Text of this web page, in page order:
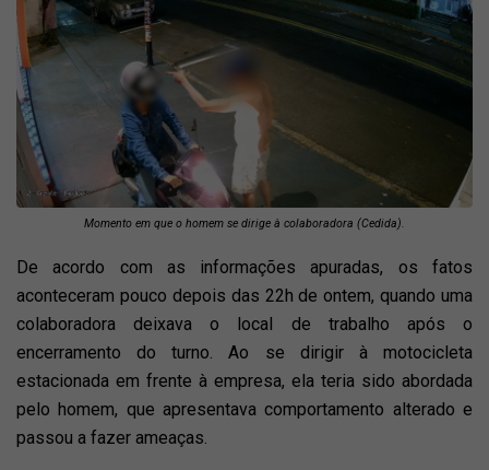
Momento em que o homem se dirige à colaboradora (Cedida).
De acordo com as informações apuradas, os fatos
aconteceram pouco depois das 22h de ontem, quando uma
colaboradora deixava o local de trabalho após o
encerramento do turno. Ao se dirigir à motocicleta
estacionada em frente à empresa, ela teria sido abordada
pelo homem, que apresentava comportamento alterado e
passou a fazer ameaças.